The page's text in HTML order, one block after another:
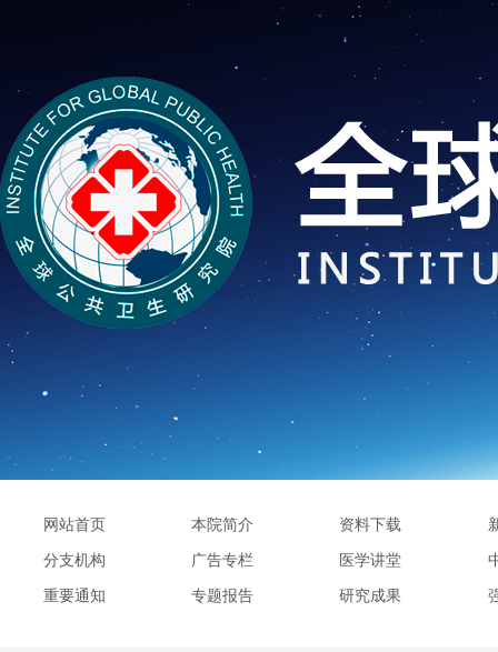
网站首页 本院简介 资料下载
分支机构 广告专栏 医学讲堂
重要通知 专题报告 研究成果